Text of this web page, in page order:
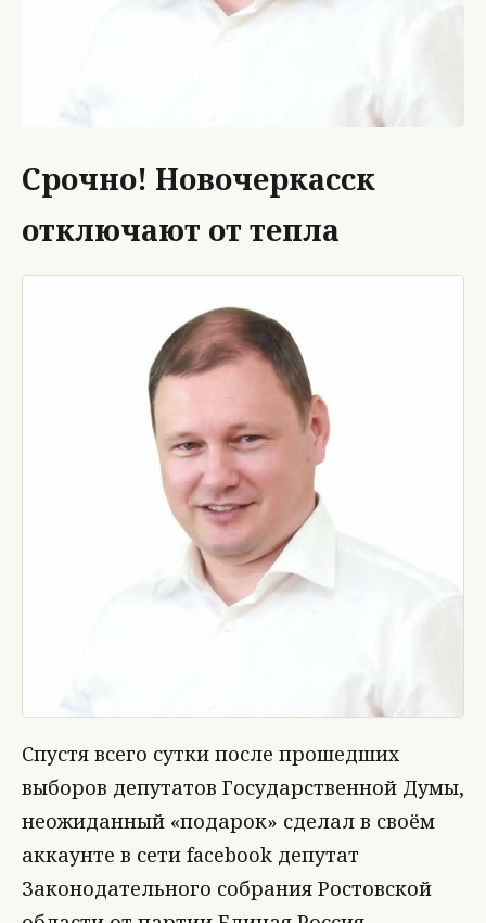
Срочно! Новочеркасск
отключают от тепла
Спустя всего сутки после прошедших
выборов депутатов Государственной Думы,
неожиданный «подарок» сделал в своём
аккаунте в сети facebook депутат
Законодательного собрания Ростовской